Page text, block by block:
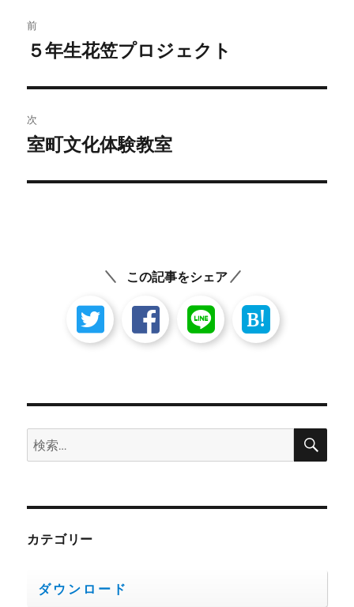
稿
ビ
ゲ
ー
前
前
投
稿:
５年生花笠プロジェクト
次
次
投
室町文化体験教室
この記事をシェア
B!
検
索:
検
カテゴリー
ダウンロード